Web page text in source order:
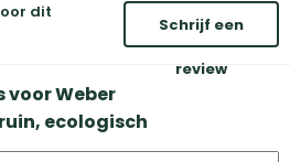
dit
Schrijf een
review
Weber
ecologisch